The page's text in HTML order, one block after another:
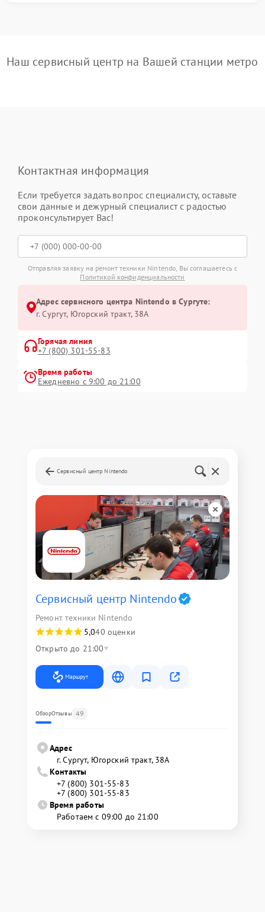
Наш сервисный центр на Вашей станции метро
Контактная информация
Если требуется задать вопрос специалисту, оставьте
свои данные и дежурный специалист с радостью
проконсультирует Вас!
Отправляя заявку на ремонт техники Nintendo, Вы соглашаетесь с
Политикой конфиденциальности
Адрес сервисного центра Nintendo в Сургуте:
г. Сургут, Югорский тракт, 38А
Горячая линия
+7 (800) 301-55-83
Время работы
Ежедневно с 9:00 до 21:00
Сервисный центр Nintendo
Сервисный центр Nintendo
Ремонт техники Nintendo
5,040 оценки
Открыто до 21:00
Маршрут
ОбзорОтзывы 49
Адрес
г. Сургут, Югорский тракт, 38А
Контакты
+7 (800) 301-55-83
+7 (800) 301-55-83
Время работы
Работаем с 09:00 до 21:00